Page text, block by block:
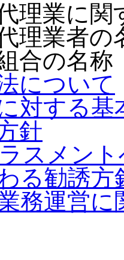
理業に関
理業者
合の名
について
対する基
針
スメン
る勧誘方
務運営に